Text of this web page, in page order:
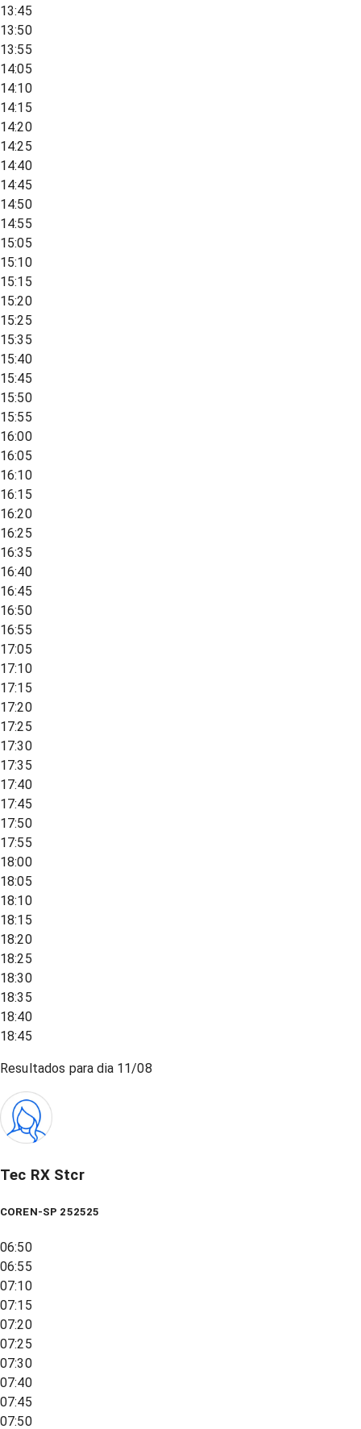
13:45
13:50
13:55
14:05
14:10
14:15
14:20
14:25
14:40
14:45
14:50
14:55
15:05
15:10
15:15
15:20
15:25
15:35
15:40
15:45
15:50
15:55
16:00
16:05
16:10
16:15
16:20
16:25
16:35
16:40
16:45
16:50
16:55
17:05
17:10
17:15
17:20
17:25
17:30
17:35
17:40
17:45
17:50
17:55
18:00
18:05
18:10
18:15
18:20
18:25
18:30
18:35
18:40
18:45
Resultados para dia 11/08
Tec RX Stcr
COREN-SP 252525
06:50
06:55
07:10
07:15
07:20
07:25
07:30
07:40
07:45
07:50